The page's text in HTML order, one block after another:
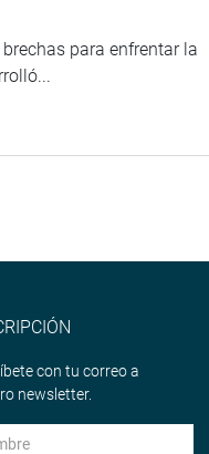
para enfrentar la
con tu correo a
newsletter.